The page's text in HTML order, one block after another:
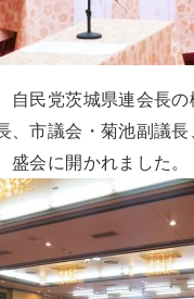
自民党茨城県連会長
、市議会・菊池副議
盛会に開かれました。